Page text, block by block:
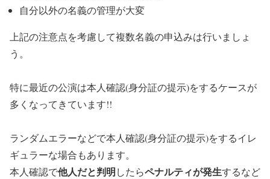
自分以外の名義の管理が大変
上記の注意点を考慮して複数名義の申込みは行いましょ
う。
特に最近の公演は本人確認(身分証の提示)をするケースが
多く なってきています!!
ランダムエラーなどで本人確認(身分証の提示)をするイレ
ギュラーな場合もあります。
本人確認で他人だと判明したらペナルティが発生するなど